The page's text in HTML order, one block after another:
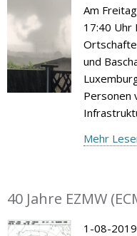
Am
17:40 Uhr
und
Personen
Mehr
40 Jahre EZMW
1-08-2019